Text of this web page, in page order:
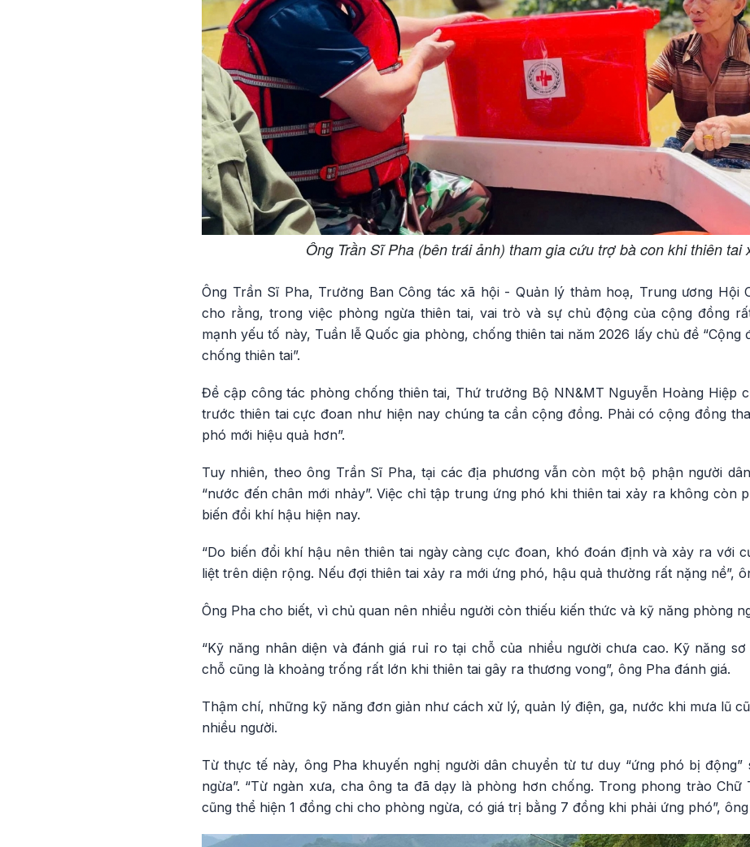
Ông Trần Sĩ Pha (bên trái ảnh) tham gia cứu trợ bà con khi thiên tai
Ông Trần Sĩ Pha, Trưởng Ban Công tác xã hội - Quản lý thảm hoạ, Trung ương Hội
cho rằng, trong việc phòng ngừa thiên tai, vai trò và sự chủ động của cộng đồng
mạnh yếu tố này, Tuần lễ Quốc gia phòng, chống thiên tai năm 2026 lấy chủ đề “Cộng
chống thiên tai”.
Đề cập công tác phòng chống thiên tai, Thứ trưởng Bộ NN&MT Nguyễn Hoàng Hiệp
trước thiên tai cực đoan như hiện nay chúng ta cần cộng đồng. Phải có cộng đồng
phó mới hiệu quả hơn”.
Tuy nhiên, theo ông Trần Sĩ Pha, tại các địa phương vẫn còn một bộ phận người
“nước đến chân mới nhảy”. Việc chỉ tập trung ứng phó khi thiên tai xảy ra không còn
biến đổi khí hậu hiện nay.
“Do biến đổi khí hậu nên thiên tai ngày càng cực đoan, khó đoán định và xảy ra với
liệt trên diện rộng. Nếu đợi thiên tai xảy ra mới ứng phó, hậu quả thường rất nặng nề”,
Ông Pha cho biết, vì chủ quan nên nhiều người còn thiếu kiến thức và kỹ năng phòng
“Kỹ năng nhân diện và đánh giá ruỉ ro tại chỗ của nhiều người chưa cao. Kỹ năng
chỗ cũng là khoảng trống rất lớn khi thiên tai gây ra thương vong”, ông Pha đánh giá.
Thậm chí, những kỹ năng đơn giản như cách xử lý, quản lý điện, ga, nước khi mưa lũ
nhiều người.
Từ thực tế này, ông Pha khuyến nghị người dân chuyển từ tư duy “ứng phó bị động”
ngừa”. “Từ ngàn xưa, cha ông ta đã dạy là phòng hơn chống. Trong phong trào
cũng thể hiện 1 đồng chi cho phòng ngừa, có giá trị bằng 7 đồng khi phải ứng phó”,